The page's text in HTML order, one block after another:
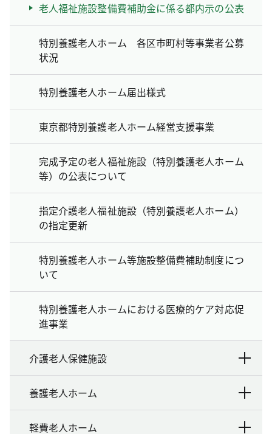
老人福祉施設整備費補助金に係る都内示の公表
特別養護老人ホーム 各区市町村等事業者公募
状況
特別養護老人ホーム届出様式
東京都特別養護老人ホーム経営支援事業
完成予定の老人福祉施設（特別養護老人ホーム
等）の公表について
指定介護老人福祉施設（特別養護老人ホーム）
の指定更新
特別養護老人ホーム等施設整備費補助制度につ
いて
特別養護老人ホームにおける医療的ケア対応促
進事業
介護老人保健施設
養護老人ホーム
軽費老人ホーム